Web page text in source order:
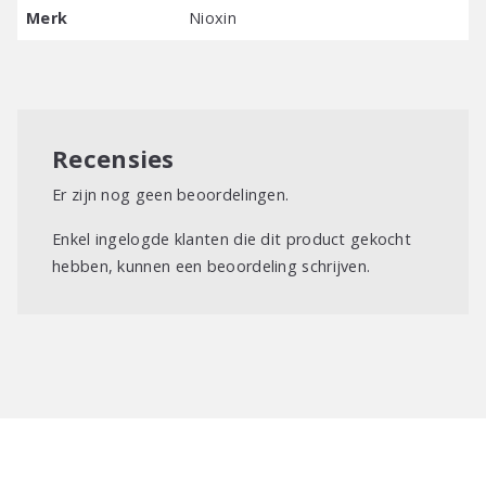
FUSION FIBRIL™ technologie
Merk Nioxin
Recensies
Er zijn nog geen beoordelingen.
Enkel ingelogde klanten die dit product gekocht
hebben, kunnen een beoordeling schrijven.